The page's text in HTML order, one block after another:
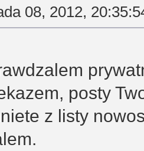
08, 2012,
posty
z listy